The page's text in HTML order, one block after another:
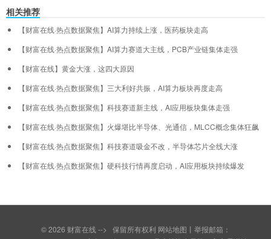
相关推荐
【财富在线·热点数据聚焦】AI算力持续上涨，医药板块走高
【财富在线·热点数据聚焦】AI算力赛道大主线，PCB产业链集体走强
【财富在线】黄金大涨，这四大原因
【财富在线·热点数据聚焦】三大利好共振，AI算力板块再度走高
【财富在线·热点数据聚焦】科技赛道新主线，AI应用板块集体走强
【财富在线·热点数据聚焦】火爆堪比半导体、光通信，MLCC概念集体狂飙
【财富在线·热点数据聚焦】科技赛道吸金不改，半导体芯片全线大涨
【财富在线·热点数据聚焦】硬科技行情再度启动，AI应用板块持续爆发
© 2026 财富在线 --> 保留所有权利 网站地图 丨举报邮箱：